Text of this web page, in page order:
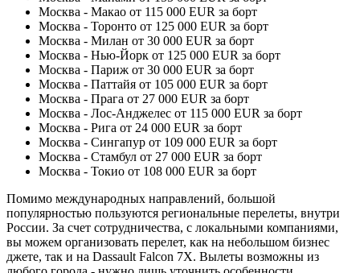
Москва - Макао от 115 000 EUR за борт
Москва - Торонто от 125 000 EUR за борт
Москва - Милан от 30 000 EUR за борт
Москва - Нью-Йорк от 125 000 EUR за борт
Москва - Париж от 30 000 EUR за борт
Москва - Паттайя от 105 000 EUR за борт
Москва - Прага от 27 000 EUR за борт
Москва - Лос-Анджелес от 115 000 EUR за борт
Москва - Рига от 24 000 EUR за борт
Москва - Сингапур от 109 000 EUR за борт
Москва - Стамбул от 27 000 EUR за борт
Москва - Токио от 108 000 EUR за борт
Помимо международных направлений, большой
популярностью пользуются региональные перелеты, внутри
России. За счет сотрудничества, с локальными компаниями,
вы можем организовать перелет, как на небольшом бизнес
джете, так и на Dassault Falcon 7X. Вылеты возможны из